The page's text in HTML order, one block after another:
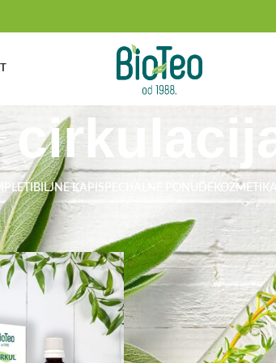
cirkulacija
BILJNE KAPI SPECIJALNE PONUDE KOZMETIKA